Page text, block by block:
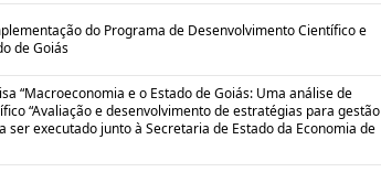
do Programa de Desenvolvimento Científico e
de Goiás
“Macroeconomia e o Estado de Goiás: Uma análise de
“Avaliação e desenvolvimento de estratégias para gestão
ser executado junto à Secretaria de Estado da Economia de